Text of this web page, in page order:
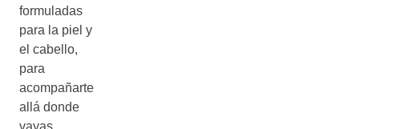
formuladas
para la piel y
el cabello,
para
acompañarte
allá donde
vayas.